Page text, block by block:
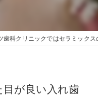
歯科クリニックではセラミック
が良い入れ歯